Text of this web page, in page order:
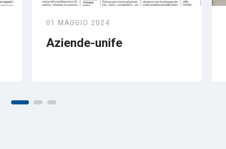
01 MAGGIO 2024
Aziende-unife